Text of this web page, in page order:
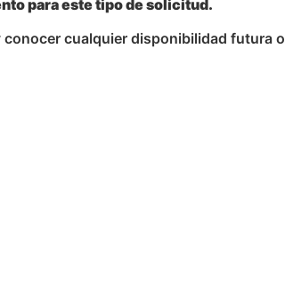
para este tipo de solicitud.
cualquier disponibilidad futura o